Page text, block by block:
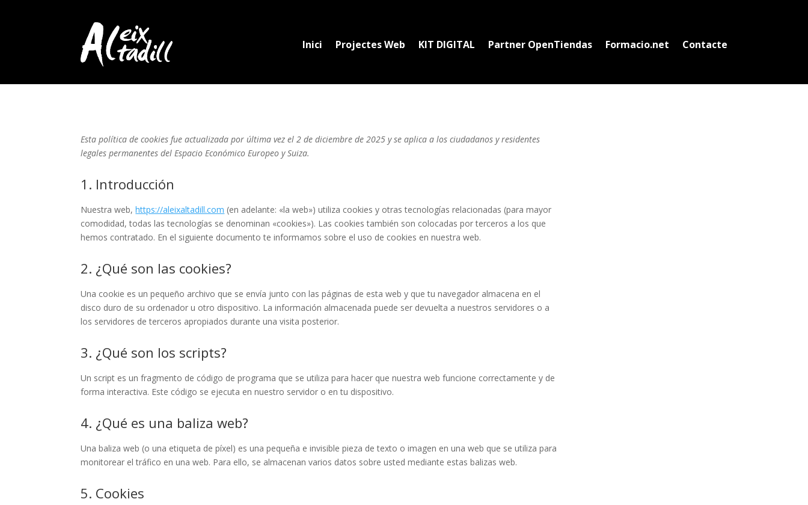
Inici Projectes Web KIT DIGITAL Partner OpenTiendas Formacio.net Contacte
Esta política de cookies fue actualizada por última vez el 2 de diciembre de 2025 y se aplica a los ciudadanos y residentes
legales permanentes del Espacio Económico Europeo y Suiza.
1. Introducción
Nuestra web,https://aleixaltadill.com (en adelante: «la web») utiliza cookies y otras tecnologías relacionadas (para mayor
comodidad, todas las tecnologías se denominan «cookies»). Las cookies también son colocadas por terceros a los que
hemos contratado. En el siguiente documento te informamos sobre el uso de cookies en nuestra web.
2. ¿Qué son las cookies?
Una cookie es un pequeño archivo que se envía junto con las páginas de esta web y que tu navegador almacena en el
disco duro de su ordenador u otro dispositivo. La información almacenada puede ser devuelta a nuestros servidores o a
los servidores de terceros apropiados durante una visita posterior.
3. ¿Qué son los scripts?
Un script es un fragmento de código de programa que se utiliza para hacer que nuestra web funcione correctamente y de
forma interactiva. Este código se ejecuta en nuestro servidor o en tu dispositivo.
4. ¿Qué es una baliza web?
Una baliza web (o una etiqueta de píxel) es una pequeña e invisible pieza de texto o imagen en una web que se utiliza para
monitorear el tráfico en una web. Para ello, se almacenan varios datos sobre usted mediante estas balizas web.
5. Cookies